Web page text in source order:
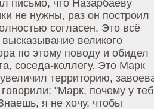
письмо, что Назарбаеву
не нужны, раз он построил
согласен. Это всё
великого
по этому поводу и обидел
соседа-коллегу. Это Марк
территорию,
"Марк, почему у
я не хочу, чтобы